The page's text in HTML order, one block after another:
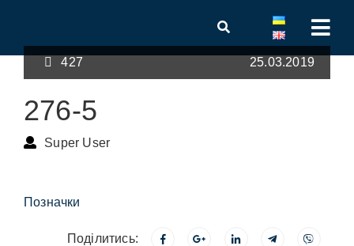
427 25.03.2019
276-5
Super User
Позначки
Поділитись: